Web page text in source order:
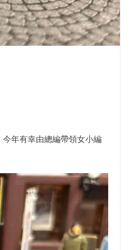
年有幸由總編帶領女小編